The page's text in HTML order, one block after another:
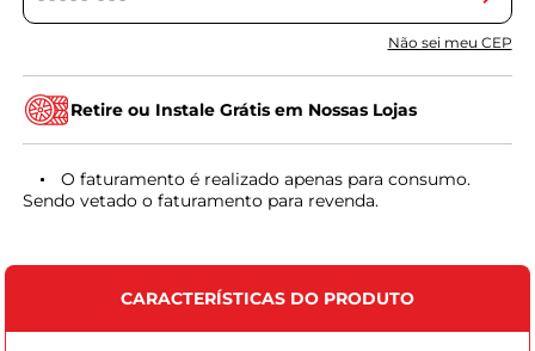
Não sei meu CEP
Retire ou Instale Grátis em Nossas Lojas
O faturamento é realizado apenas para consumo.
Sendo vetado o faturamento para revenda.
CARACTERÍSTICAS DO PRODUTO